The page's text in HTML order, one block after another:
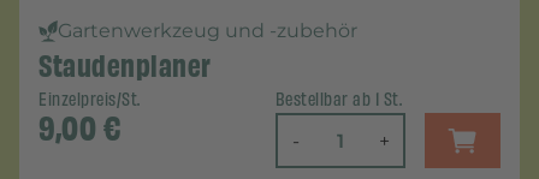
Gartenwerkzeug und -zubehör
Staudenplaner
Einzelpreis/St.
9,00€
Bestellbar ab 1 St.
- +